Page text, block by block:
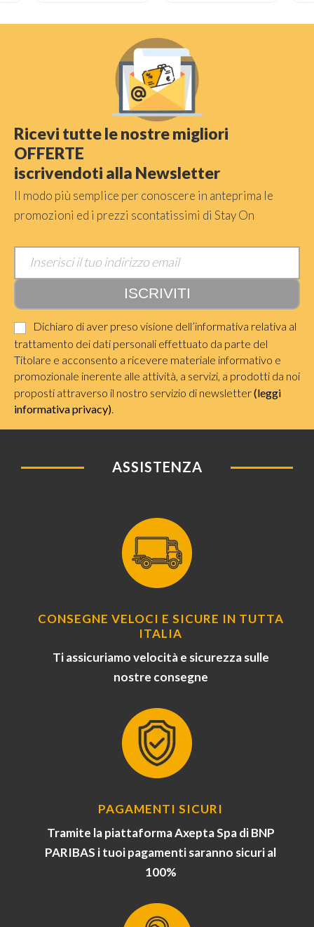
Ricevi tutte le nostre migliori
OFFERTE
iscrivendoti alla Newsletter
Il modo più semplice per conoscere in anteprima le
promozioni ed i prezzi scontatissimi di Stay On
Dichiaro di aver preso visione dell’informativa relativa al
trattamento dei dati personali effettuato da parte del
Titolare e acconsento a ricevere materiale informativo e
promozionale inerente alle attività, a servizi, a prodotti da noi
proposti attraverso il nostro servizio di newsletter(leggi
informativa privacy).
ASSISTENZA
CONSEGNE VELOCI E SICURE IN TUTTA
ITALIA
Ti assicuriamo velocità e sicurezza sulle
nostre consegne
PAGAMENTI SICURI
Tramite la piattaforma Axepta Spa di BNP
PARIBAS i tuoi pagamenti saranno sicuri al
100%